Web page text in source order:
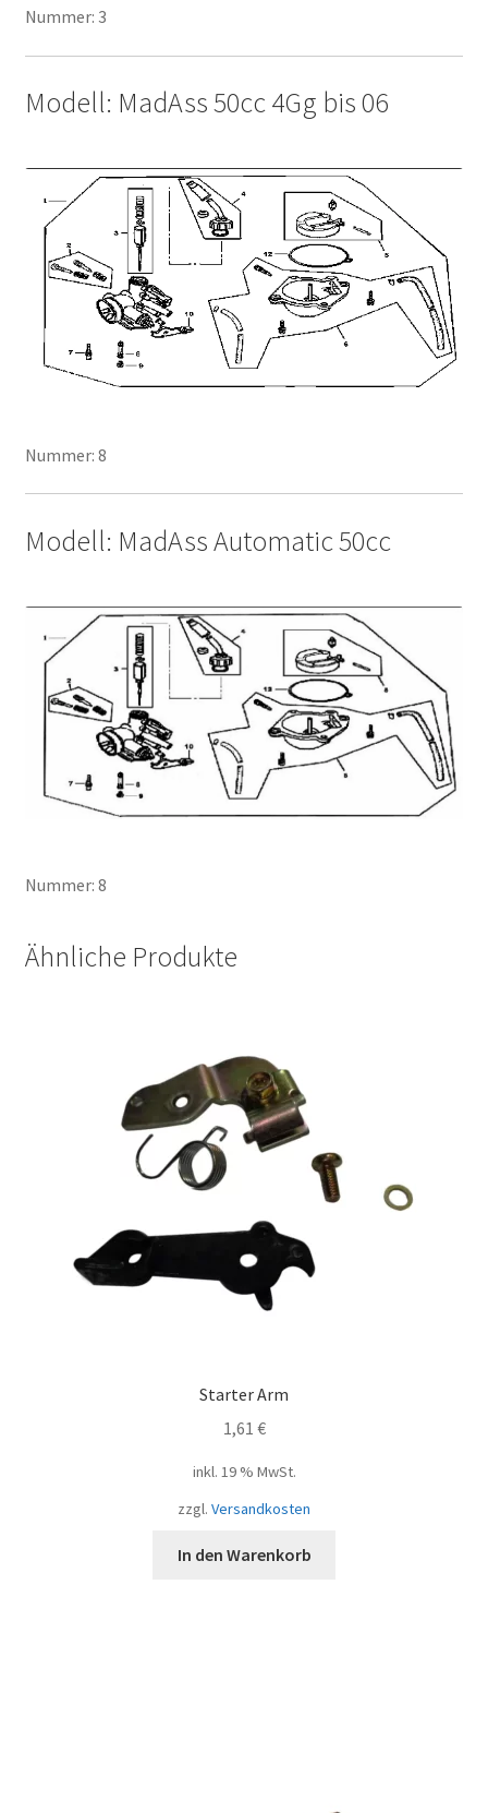
Nummer: 3
Modell: MadAss 50cc 4Gg bis 06
Nummer: 8
Modell: MadAss Automatic 50cc
Nummer: 8
Ähnliche Produkte
Starter Arm
1,61 €
inkl. 19 % MwSt.
zzgl. Versandkosten
In den Warenkorb